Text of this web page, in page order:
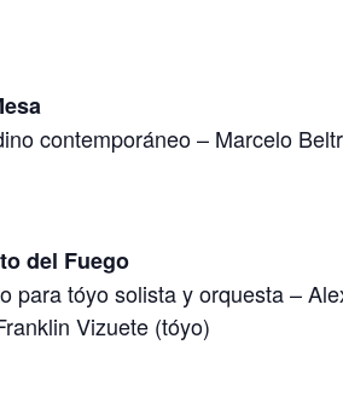
contemporáneo – Marcelo
del Fuego
para tóyo solista y orquesta –
Vizuete (tóyo)